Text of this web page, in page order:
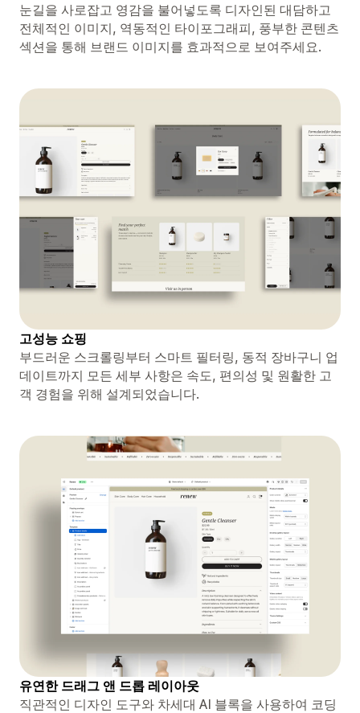
눈길을 사로잡고 영감을 불어넣도록 디자인된 대담하고
전체적인 이미지, 역동적인 타이포그래피, 풍부한 콘텐츠
섹션을 통해 브랜드 이미지를 효과적으로 보여주세요.
고성능 쇼핑
부드러운 스크롤링부터 스마트 필터링, 동적 장바구니 업
데이트까지 모든 세부 사항은 속도, 편의성 및 원활한 고
객 경험을 위해 설계되었습니다.
유연한 드래그 앤 드롭 레이아웃
직관적인 디자인 도구와 차세대 AI 블록을 사용하여 코딩